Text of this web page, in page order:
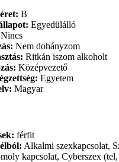
B
Egyedülálló
Nincs
Nem dohányzom
Ritkán iszom alkoholt
Középvezető
Egyetem
Magyar
férfit
Alkalmi szexkapcsolat,
kapcsolat, Cyberszex